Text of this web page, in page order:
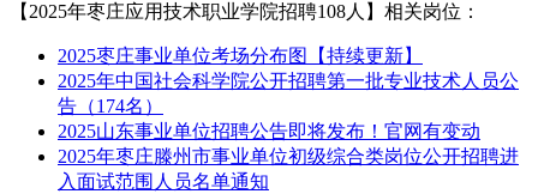
【2025年枣庄应用技术职业学院招聘108人】相关岗位：
2025枣庄事业单位考场分布图【持续更新】
2025年中国社会科学院公开招聘第一批专业技术人员公
告（174名）
2025山东事业单位招聘公告即将发布！官网有变动
2025年枣庄滕州市事业单位初级综合类岗位公开招聘进
入面试范围人员名单通知